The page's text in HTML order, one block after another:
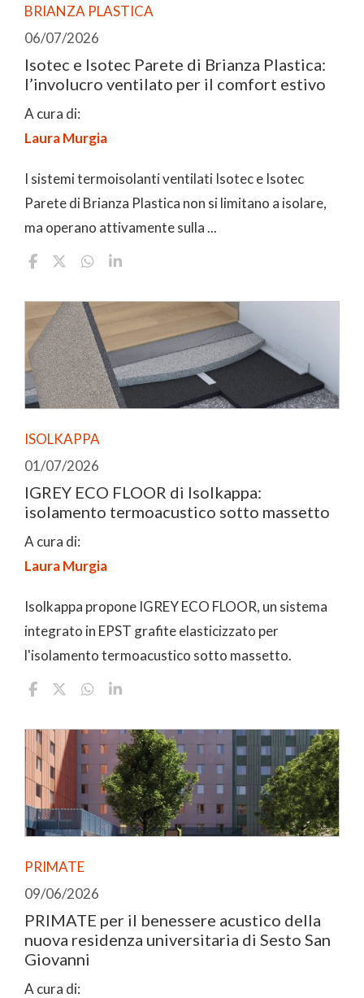
BRIANZA PLASTICA
06/07/2026
Isotec e Isotec Parete di Brianza Plastica:
l’involucro ventilato per il comfort estivo
A cura di:
Laura Murgia
I sistemi termoisolanti ventilati Isotec e Isotec
Parete di Brianza Plastica non si limitano a isolare,
ma operano attivamente sulla ...
ISOLKAPPA
01/07/2026
IGREY ECO FLOOR di Isolkappa:
isolamento termoacustico sotto massetto
A cura di:
Laura Murgia
Isolkappa propone IGREY ECO FLOOR, un sistema
integrato in EPST grafite elasticizzato per
l'isolamento termoacustico sotto massetto.
PRIMATE
09/06/2026
PRIMATE per il benessere acustico della
nuova residenza universitaria di Sesto San
Giovanni
A cura di: